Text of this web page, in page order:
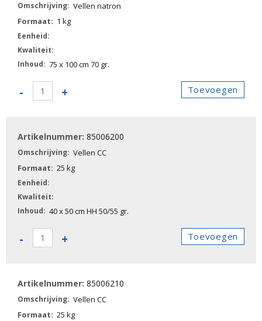
Vellen natron
1 kg
75 x 100 cm 70 gr.
-
85006170
aantal
+ Toevoegen
85006200
Vellen CC
25 kg
40 x 50 cm HH 50/55 gr.
-
85006200
aantal
+ Toevoegen
85006210
Vellen CC
25 kg